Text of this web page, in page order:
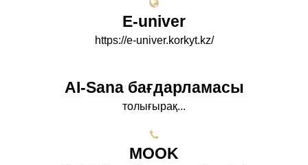
E-univer
https://e-univer.korkyt.kz/
AI-Sana бағдарламасы
толығырақ...
МООK